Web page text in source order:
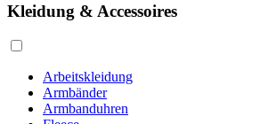
Kleidung & Accessoires
Arbeitskleidung
Armbänder
Armbanduhren